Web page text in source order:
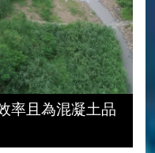
率且為混凝土品